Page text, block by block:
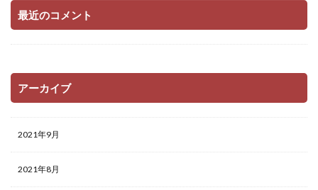
最近のコメント
アーカイブ
2021年9月
2021年8月